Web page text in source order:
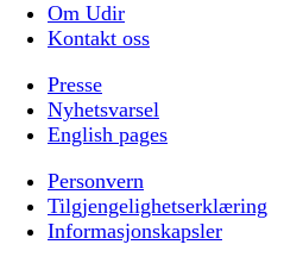
Om Udir
Kontakt oss
Presse
Nyhetsvarsel
English pages
Personvern
Tilgjengelighetserklæring
Informasjonskapsler